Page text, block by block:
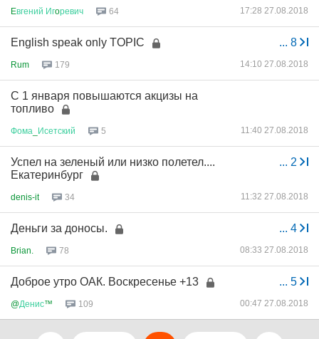
Eвгений Игoревич 64 17:28 27.08.2018
... 8
English speak only TOPIC
Rum 179 14:10 27.08.2018
С 1 января повышаются акцизы на
топливо
Фома Исетский 5 11:40 27.08.2018
... 2
Успел на зеленый или низко полетел....
Екатеринбург
denis-it 34 11:32 27.08.2018
... 4
Деньги за доносы.
Brian. 78 08:33 27.08.2018
... 5
Доброе утро ОАК. Воскресенье +13
@Денис™ 109 00:47 27.08.2018